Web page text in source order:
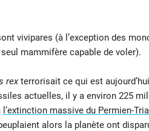
vivipares (à l’exception des
mammifère capable de voler).
rexterrorisait ce qui est
actuelles, il y a environ 225
l’extinction massive du Permien-
alors la planète ont